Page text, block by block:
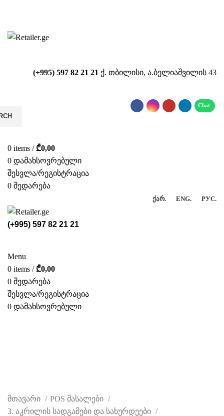
(+995) 597 82 21 21 ქ. თბილისი, ა.ბელიაშვილის 43
0 items / ₾0,00
0 დამახსოვრებული
შესვლა/რეგისტრაცია
0 შედარება
ᲥᲐᲠ. ENG. РУС.
(+995) 597 82 21 21
Menu
0 items / ₾0,00
0 შედარება
შესვლა/რეგისტრაცია
0 დამახსოვრებული
მთავარი
POS მასალები
3. აკრილის სადგამები და სახურდეები